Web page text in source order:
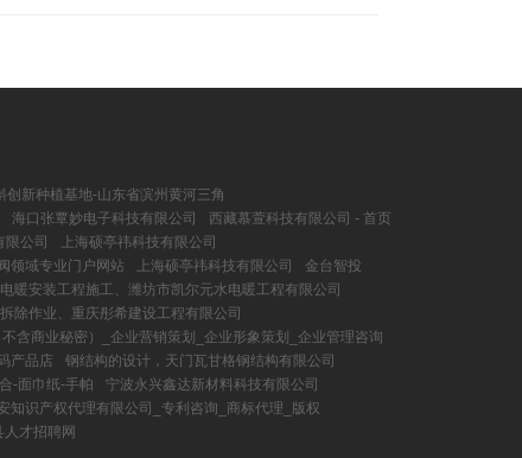
新种植基地-山东省滨州黄河三角
海口张覃妙电子科技有限公司
西藏慕萱科技有限公司 - 首页
限公司
上海硕亭祎科技有限公司
领域专业门户网站 上海硕亭祎科技有限公司
金台智投
暖安装工程施工、潍坊市凯尔元水电暖工程有限公司
除作业、重庆彤希建设工程有限公司
含商业秘密）_企业营销策划_企业形象策划_企业管理咨询
产品店
钢结构的设计，天门瓦甘格钢结构有限公司
-面巾纸-手帕
宁波永兴鑫达新材料科技有限公司
知识产权代理有限公司_专利咨询_商标代理_版权
才招聘网